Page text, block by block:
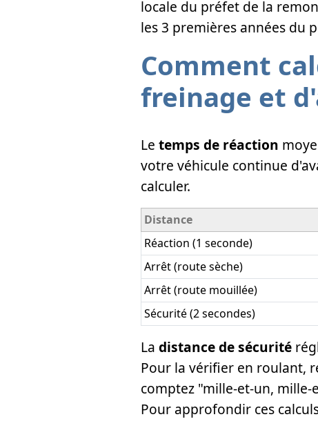
locale du préfet de la
les 3 premières années du
Comment
freinage et
Le temps de réaction
votre véhicule continue
calculer.
Distance
Réaction (1 seconde)
Arrêt (route sèche)
Arrêt (route mouillée)
Sécurité (2 secondes)
La distance de sécurité
Pour la vérifier en roulant,
comptez "mille-et-un, mille-
Pour approfondir ces